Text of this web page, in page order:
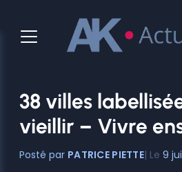
contenu
38 villes
vieillir – Vivre
PATRICE PIETTE 9